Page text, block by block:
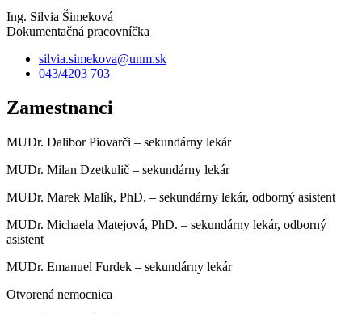
Ing. Silvia Šimeková
Dokumentačná pracovníčka
silvia.simekova@unm.sk
043/4203 703
Zamestnanci
MUDr. Dalibor Piovarči – sekundárny lekár
MUDr. Milan Dzetkulič – sekundárny lekár
MUDr. Marek Malík, PhD. – sekundárny lekár, odborný asistent
MUDr. Michaela Matejová, PhD. – sekundárny lekár, odborný
asistent
MUDr. Emanuel Furdek – sekundárny lekár
Otvorená nemocnica